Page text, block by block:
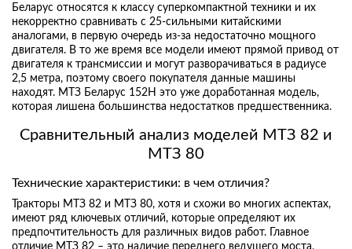
Беларус относятся к классу суперкомпактной техники и их
некорректно сравнивать с 25-сильными китайскими
аналогами, в первую очередь из-за недостаточно мощного
двигателя. В то же время все модели имеют прямой привод от
двигателя к трансмиссии и могут разворачиваться в радиусе
2,5 метра, поэтому своего покупателя данные машины
находят. МТЗ Беларус 152Н это уже доработанная модель,
которая лишена большинства недостатков предшественника.
Сравнительный анализ моделей МТЗ 82 и
МТЗ 80
Технические характеристики: в чем отличия?
Тракторы МТЗ 82 и МТЗ 80, хотя и схожи во многих аспектах,
имеют ряд ключевых отличий, которые определяют их
предпочтительность для различных видов работ. Главное
отличие МТЗ 82 – это наличие переднего ведущего моста,